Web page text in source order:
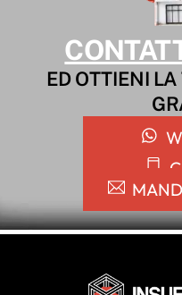
ED OTTIENI